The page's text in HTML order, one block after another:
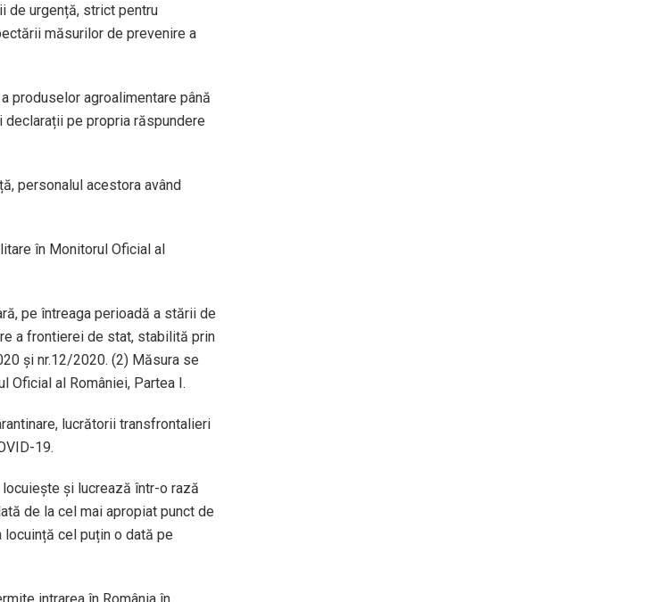
de urgență, strict pentru
măsurilor de prevenire a
produselor agroalimentare până
pe propria răspundere
personalul acestora având
în Monitorul Oficial al
pe întreaga perioadă a stării de
a frontierei de stat, stabilită prin
și nr.12/2020. (2) Măsura se
Oficial al României, Partea I.
lucrătorii transfrontalieri
19.
și lucrează într-o rază
de la cel mai apropiat punct de
cel puțin o dată pe
intrarea în România în